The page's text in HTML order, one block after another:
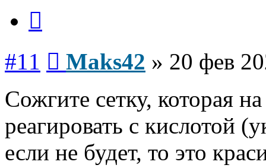
#11 Maks42 » 20 фев
Сожгите сетку, которая
реагировать с кислотой
если не будет, то это